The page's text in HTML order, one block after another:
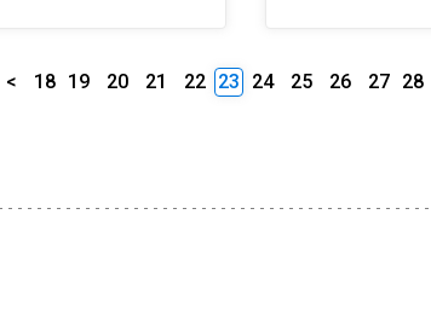
< 18 19 20 21 22 23 24 25 26 27 28